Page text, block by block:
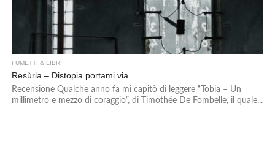
FUMETTI & LIBRI
Resùria – Distopia portami via
Recensione Qualche anno fa mi capitò di leggere “Tobia – Un
millimetro e mezzo di coraggio”, di Timothée De Fombelle, il quale...